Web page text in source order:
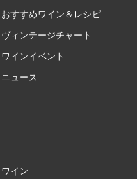
おすすめワイン＆レシピ
ヴィンテージチャート
ワインイベント
ニュース
ワイン